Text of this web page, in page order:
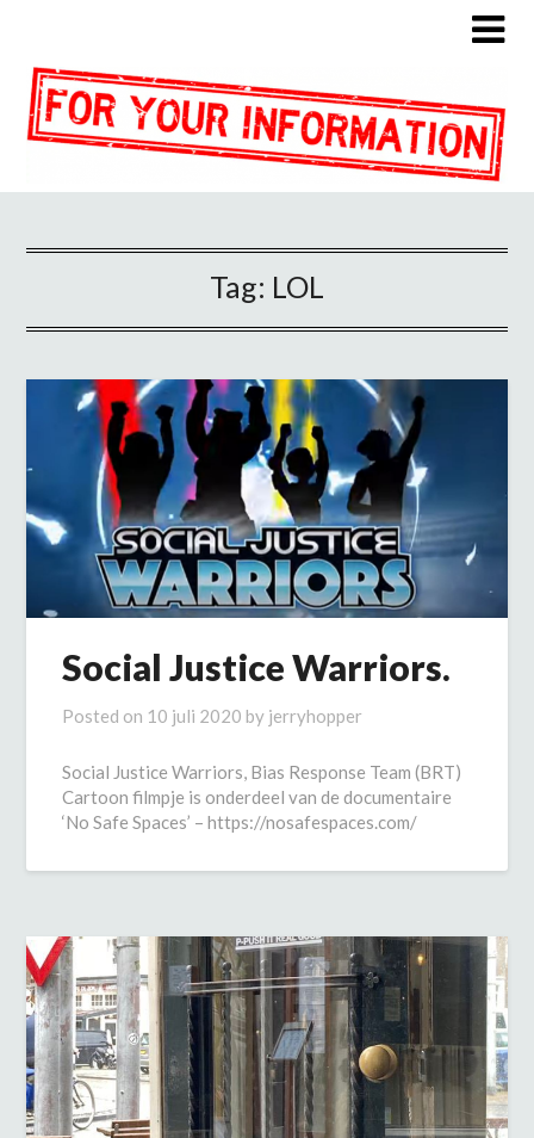
Tag: LOL
Social Justice Warriors.
Posted on 10 juli 2020 by jerryhopper
Social Justice Warriors, Bias Response Team (BRT)
Cartoon filmpje is onderdeel van de documentaire
‘No Safe Spaces’ – https://nosafespaces.com/